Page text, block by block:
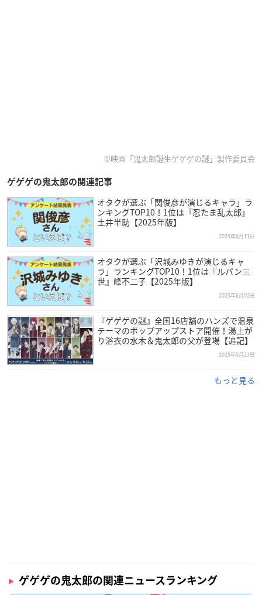
©映画「鬼太郎誕生ゲゲゲの謎」製作委員会
ゲゲゲの鬼太郎の関連記事
オタクが選ぶ「関俊彦が演じるキャラ」ラ
ンキングTOP10！1位は『忍たま乱太郎』
土井半助【2025年版】
2025年6月11日
オタクが選ぶ「沢城みゆきが演じるキャ
ラ」ランキングTOP10！1位は『ルパン三
世』峰不二子【2025年版】
2025年6月02日
『ゲゲゲの謎』全国16店舗のハンズで温泉
テーマのポップアップストア開催！湯上が
り浴衣の水木＆鬼太郎の父が登場【追記】
2025年5月23日
もっと見る
ゲゲゲの鬼太郎の関連ニュースランキング